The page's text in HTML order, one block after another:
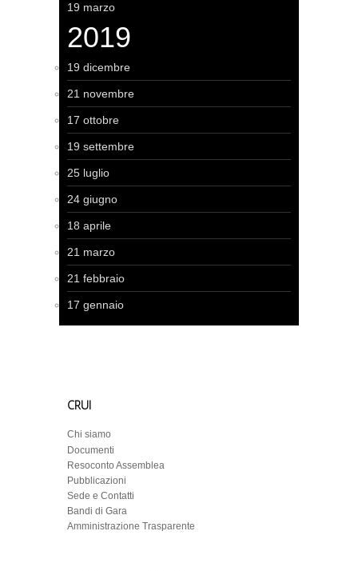
19 marzo
2019
19 dicembre
21 novembre
17 ottobre
19 settembre
25 luglio
24 giugno
18 aprile
21 marzo
21 febbraio
17 gennaio
CRUI
Chi siamo
Documenti
Resoconto Assemblea
Pubblicazioni
Sede e Contatti
Bandi di Gara
Amministrazione Trasparente